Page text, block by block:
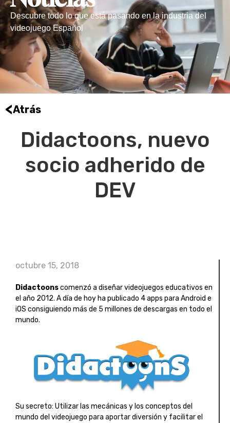
Descubre todo lo que está pasando en la industria del
videojuego Español
<Atrás
Didactoons, nuevo
socio adherido de
DEV
octubre 15, 2018
Didactoonscomenzó a diseñar videojuegos educativos en
el año 2012. A día de hoy ha publicado 4 apps para Android e
iOS consiguiendo más de 5 millones de descargas en todo el
mundo.
Su secreto: Utilizar las mecánicas y los conceptos del
mundo del videojuego para aportar diversión y facilitar el